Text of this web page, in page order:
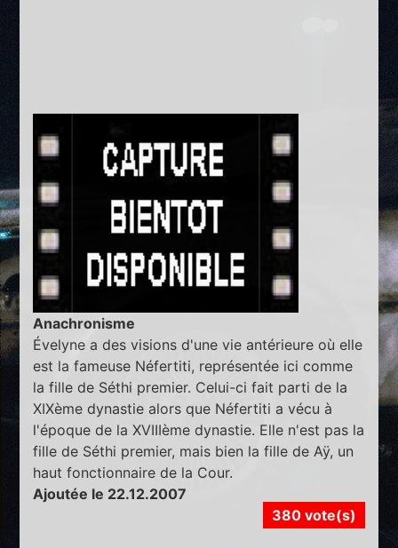
Anachronisme
Évelyne a des visions d'une vie antérieure où elle
est la fameuse Néfertiti, représentée ici comme
la fille de Séthi premier. Celui-ci fait parti de la
XIXème dynastie alors que Néfertiti a vécu à
l'époque de la XVIIIème dynastie. Elle n'est pas la
fille de Séthi premier, mais bien la fille de Aÿ, un
haut fonctionnaire de la Cour.
Ajoutée le 22.12.2007
380 vote(s)